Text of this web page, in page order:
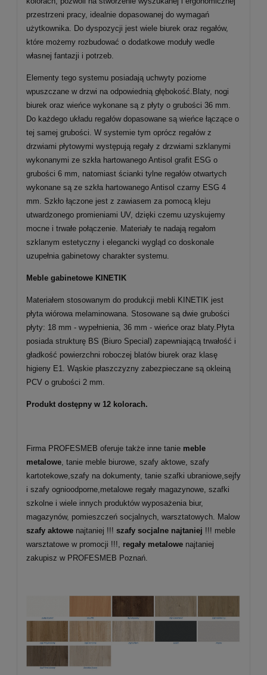
przestrzeni pracy, idealnie dopasowanej do wymagań
użytkownika. Do dyspozycji jest wiele biurek oraz regałów,
które możemy rozbudować o dodatkowe moduły wedle
własnej fantazji i potrzeb.
Elementy tego systemu posiadają uchwyty poziome
wpuszczane w drzwi na odpowiednią głębokość.Blaty, nogi
biurek oraz wieńce wykonane są z płyty o grubości 36 mm.
Do każdego układu regałów dopasowane są wieńce łączące o
tej samej grubości. W systemie tym oprócz regałów z
drzwiami płytowymi występują regały z drzwiami szklanymi
wykonanymi ze szkła hartowanego Antisol grafit ESG o
grubości 6 mm, natomiast ścianki tylne regałów otwartych
wykonane są ze szkła hartowanego Antisol czarny ESG 4
mm. Szkło łączone jest z zawiasem za pomocą kleju
utwardzonego promieniami UV, dzięki czemu uzyskujemy
mocne i trwałe połączenie. Materiały te nadają regałom
szklanym estetyczny i elegancki wygląd co doskonale
uzupełnia gabinetowy charakter systemu.
Meble gabinetowe KINETIK
Materiałem stosowanym do produkcji mebli KINETIK jest
płyta wiórowa melaminowana. Stosowane są dwie grubości
płyty: 18 mm - wypełnienia, 36 mm - wieńce oraz blaty.Płyta
posiada strukturę BS (Biuro Special) zapewniającą trwałość i
gładkość powierzchni roboczej blatów biurek oraz klasę
higieny E1. Wąskie płaszczyzny zabezpieczane są okleiną
PCV o grubości 2 mm.
Produkt dostępny w 12 kolorach.
Firma PROFESMEB oferuje także inne tanie meble
metalowe, tanie meble biurowe, szafy aktowe, szafy
kartotekowe,szafy na dokumenty, tanie szafki ubraniowe,sejfy
i szafy ognioodporne,metalowe regały magazynowe, szafki
szkolne i wiele innych produktów wyposażenia biur,
magazynów, pomieszczeń socjalnych, warsztatowych. Malow
szafy aktowe najtaniej !!! szafy socjalne najtaniej !!! meble
warsztatowe w promocji !!!, regały metalowe najtaniej
zakupisz w PROFESMEB Poznań.